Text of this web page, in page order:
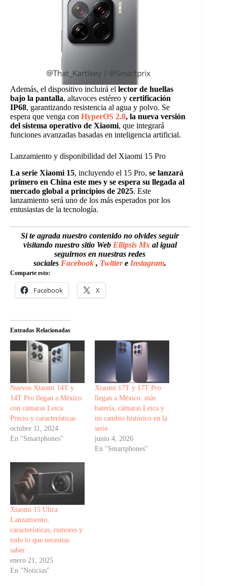
Además, el dispositivo incluirá el lector de huellas
bajo la pantalla, altavoces estéreo y certificación
IP68, garantizando resistencia al agua y polvo. Se
espera que venga con HyperOS 2.0, la nueva versión
del sistema operativo de Xiaomi, que integrará
funciones avanzadas basadas en inteligencia artificial.
Lanzamiento y disponibilidad del Xiaomi 15 Pro
La serie Xiaomi 15, incluyendo el 15 Pro, se lanzará
primero en China este mes y se espera su llegada al
mercado global a principios de 2025. Este
lanzamiento será uno de los más esperados por los
entusiastas de la tecnología.
Si te agrada nuestro contenido no olvides seguir
visitando nuestro sitio Web Ellipsis Mxal igual
seguirnos en nuestras redes
sociales Facebook , Twittere Instagram.
Comparte esto:
Facebook X
Entradas Relacionadas
Nuevos Xiaomi 14T y
14T Pro llegan a México
con cámaras Leica:
Precio y características
octubre 11, 2024
En "Smartphones"
Xiaomi 17T y 17T Pro
llegan a México: más
batería, cámaras Leica y
un cambio histórico en la
serie
junio 4, 2026
En "Smartphones"
Xiaomi 15 Ultra:
Lanzamiento,
características, rumores y
todo lo que necesitas
saber
enero 21, 2025
En "Noticias"